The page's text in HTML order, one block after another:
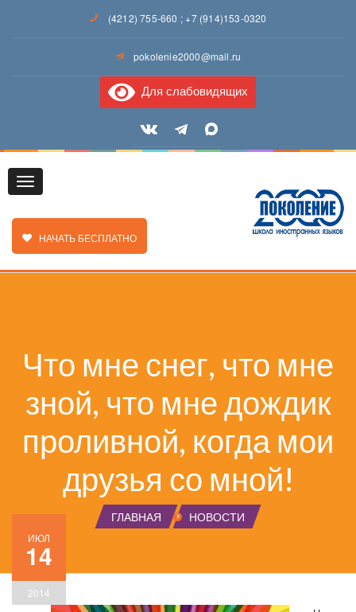
(4212) 755-660 ;+7 (914)153-0320
pokolenie2000@mail.ru
Для слабовидящих
Toggle
ЗАКАЗАТЬ ЗВОНОК
НАЧАТЬ БЕСПЛАТНО
Что мне снег, что мне
зной, что мне дождик
проливной, когда мои
друзья со мной!
ГЛАВНАЯ НОВОСТИ
ИЮЛ
14
2014